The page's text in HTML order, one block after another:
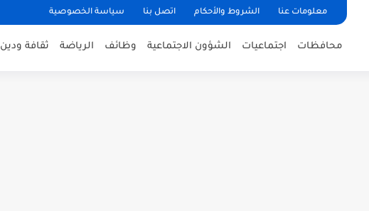
معلومات عنا الشروط والأحكام اتصل بنا سياسة الخصوصية
محافظات اجتماعيات الشؤون الاجتماعية وظائف الرياضة ثقافة ودين